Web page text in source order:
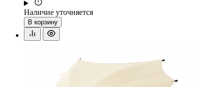
Наличие уточняется
В корзину